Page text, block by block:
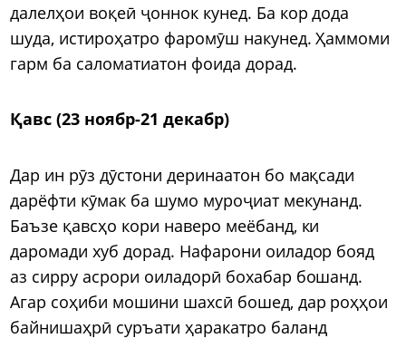
далелҳои воқеӣ ҷоннок кунед. Ба кор дода
шуда, истироҳатро фаромӯш накунед. Ҳаммоми
гарм ба саломатиатон фоида дорад.
Қавс (23 ноябр-21 декабр)
Дар ин рӯз дӯстони деринаатон бо мақсади
дарёфти кӯмак ба шумо муроҷиат мекунанд.
Баъзе қавсҳо кори наверо меёбанд, ки
даромади хуб дорад. Нафарони оиладор бояд
аз сирру асрори оиладорӣ бохабар бошанд.
Агар соҳиби мошини шахсӣ бошед, дар роҳҳои
байнишаҳрӣ суръати ҳаракатро баланд